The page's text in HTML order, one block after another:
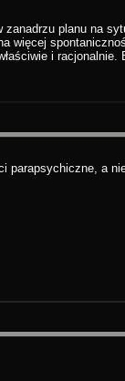
planu na
więcej
i racjonalnie.
parapsychiczne, a